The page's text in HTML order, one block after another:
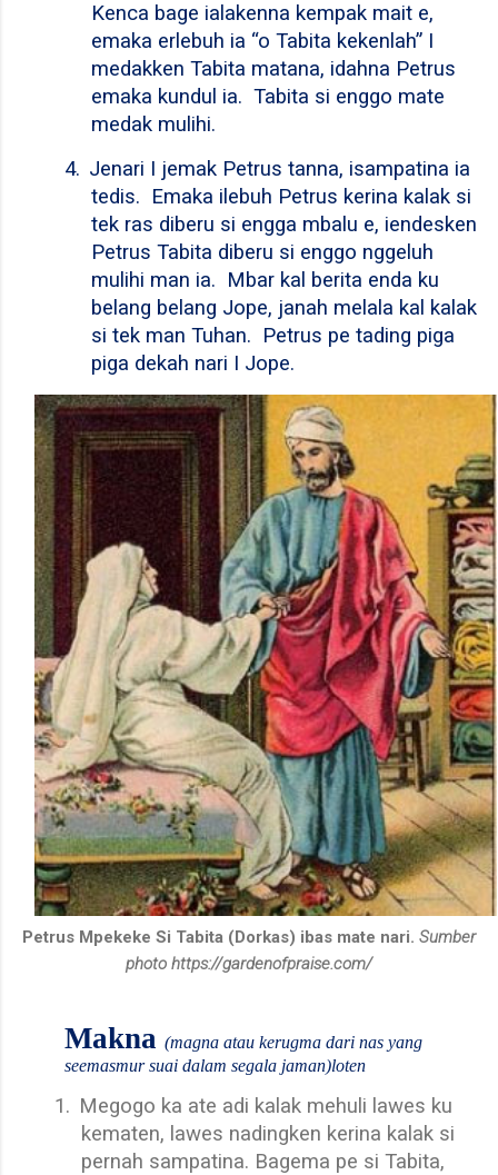
Kenca bage ialakenna kempak mait e,
emaka erlebuh ia “o Tabita kekenlah” I
medakken Tabita matana, idahna Petrus
emaka kundul ia. Tabita si enggo mate
medak mulihi.
4. Jenari I jemak Petrus tanna, isampatina ia
tedis. Emaka ilebuh Petrus kerina kalak si
tek ras diberu si engga mbalu e, iendesken
Petrus Tabita diberu si enggo nggeluh
mulihi man ia. Mbar kal berita enda ku
belang belang Jope, janah melala kal kalak
si tek man Tuhan. Petrus pe tading piga
piga dekah nari I Jope.
Petrus Mpekeke Si Tabita (Dorkas) ibas mate nari. Sumber
photo https://gardenofpraise.com/
Makna (magna atau kerugma dari nas yang
seemasmur suai dalam segala jaman)loten
1. Megogo ka ate adi kalak mehuli lawes ku
kematen, lawes nadingken kerina kalak si
pernah sampatina. Bagema pe si Tabita,